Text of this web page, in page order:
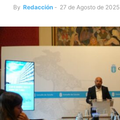
By Redacción - 27 de Agosto de 2025